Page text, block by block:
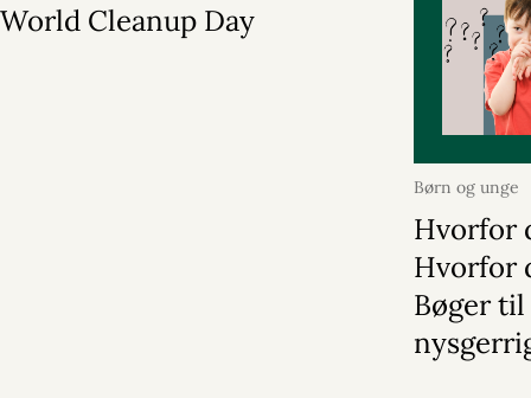
World Cleanup Day
Børn og unge
Hvorfor
Hvorfor
Bøger til